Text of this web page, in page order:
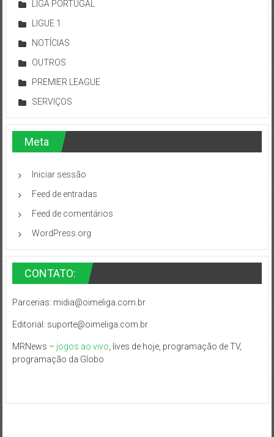
LIGA PORTUGAL
LIGUE 1
NOTÍCIAS
OUTROS
PREMIER LEAGUE
SERVIÇOS
Meta
Iniciar sessão
Feed de entradas
Feed de comentários
WordPress.org
CONTATO:
Parcerias: midia@oimeliga.com.br
Editorial: suporte@oimeliga.com.br
MRNews – jogos ao vivo , lives de hoje, programação de TV,
programação da Globo